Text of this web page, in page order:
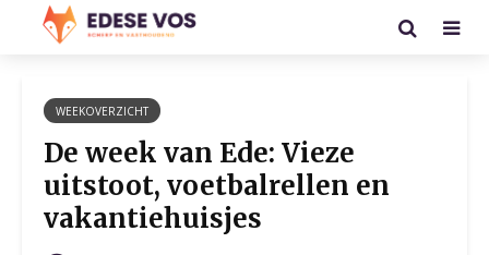
WEEKOVERZICHT
De week van Ede: Vieze
uitstoot, voetbalrellen en
vakantiehuisjes